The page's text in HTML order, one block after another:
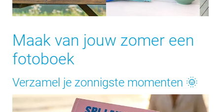
Maak van jouw zomer een
fotoboek
Verzamel je zonnigste momenten 🌞